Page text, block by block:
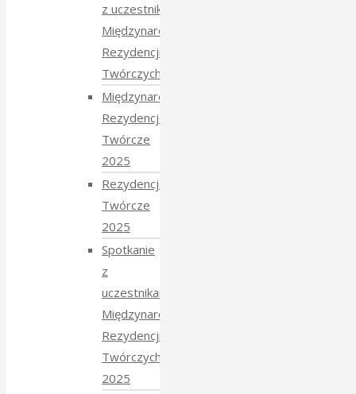
z uczestnikami
Międzynarodowych
Rezydencji
Twórczych 2026
Międzynarodowe
Rezydencje
Twórcze
2025
Rezydencje
Twórcze
2025
Spotkanie
z
uczestnikami
Międzynarodowych
Rezydencji
Twórczych
2025